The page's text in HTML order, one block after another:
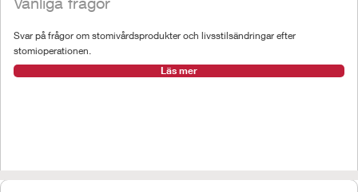
Svar på frågor om stomivårdsprodukter och livsstilsändringar efter
stomioperationen.
Läs mer